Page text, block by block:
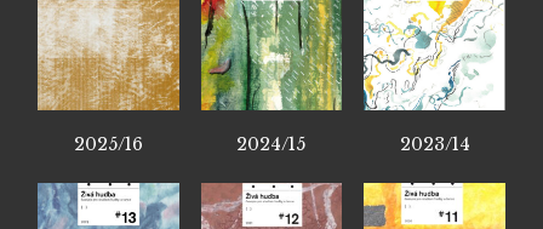
2025/16 2024/15 2023/14